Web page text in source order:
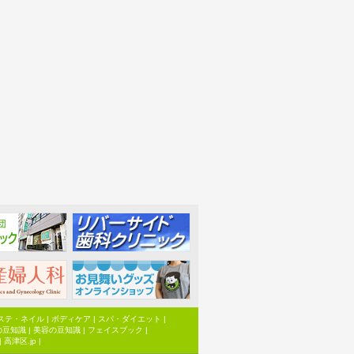
テ・ネイル| ボディケア | スパ・ダイエット |
豆知識| 美容の豆知識| フェイスブック |
| 高津区.jp |